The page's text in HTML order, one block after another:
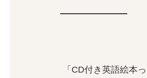
「CD付き英語絵本